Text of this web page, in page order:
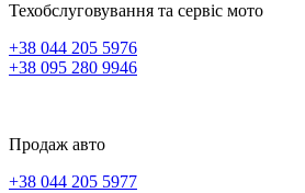
Техобслуговування та сервіс мото
+38 044 205 5976
+38 095 280 9946
Продаж авто
+38 044 205 5977